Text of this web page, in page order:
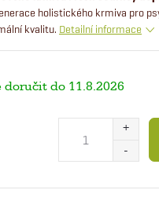
holistického krmiva pro
kvalitu. Detailní informace
11.8.2026